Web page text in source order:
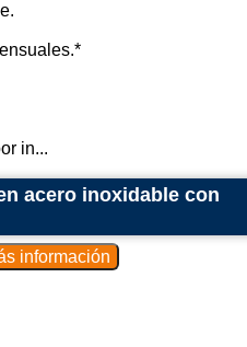
in...
acero inoxidable con